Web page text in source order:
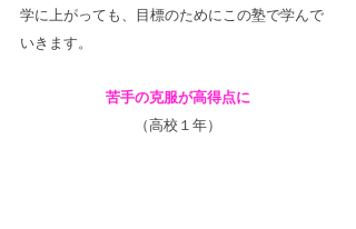
学に上がっても、目標のためにこの塾で学んで
いきます。
苦手の克服が高得点に
（高校１年）